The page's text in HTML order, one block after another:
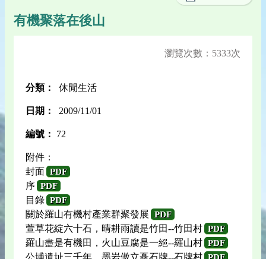
有機聚落在後山
瀏覽次數：5333次
分類： 休閒生活
日期： 2009/11/01
編號： 72
附件：
封面 PDF
序 PDF
目錄 PDF
關於羅山有機村產業群聚發展 PDF
萱草花綻六十石，晴耕雨讀是竹田--竹田村 PDF
羅山盡是有機田，火山豆腐是一絕--羅山村 PDF
公埔遺址三千年，墨岩傲立矗石牌--石牌村